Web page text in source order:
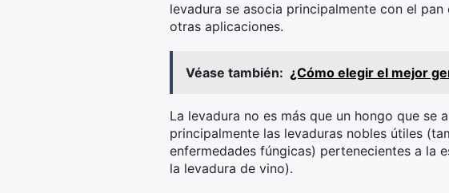
levadura se asocia principalmente con el
otras aplicaciones.
Véase también: ¿Cómo elegir el mejor
La levadura no es más que un hongo que se
principalmente las levaduras nobles útiles
enfermedades fúngicas) pertenecientes a la
la levadura de vino).